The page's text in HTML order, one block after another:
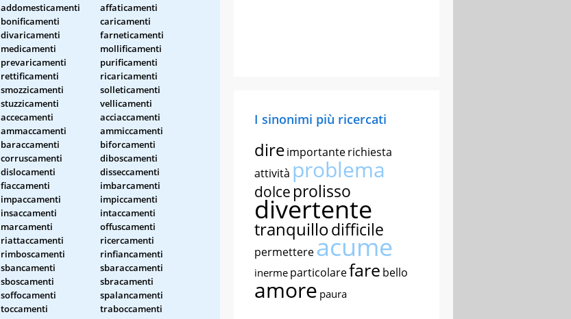
addomesticamenti
affaticamenti
bonificamenti
caricamenti
divaricamenti
farneticamenti
medicamenti
mollificamenti
prevaricamenti
purificamenti
rettificamenti
ricaricamenti
smozzicamenti
solleticamenti
stuzzicamenti
vellicamenti
accecamenti
acciaccamenti
ammaccamenti
ammiccamenti
baraccamenti
biforcamenti
corruscamenti
diboscamenti
dislocamenti
disseccamenti
fiaccamenti
imbarcamenti
impaccamenti
impiccamenti
insaccamenti
intaccamenti
marcamenti
offuscamenti
riattaccamenti
ricercamenti
rimboscamenti
rinfiancamenti
sbancamenti
sbaraccamenti
sboscamenti
sbracamenti
soffocamenti
spalancamenti
toccamenti
traboccamenti
I sinonimi più ricercati
direimportanterichiesta
attività problema
dolce prolisso
divertente
tranquillodifficile
permettereacume
inerme particolarefare bello
amore paura